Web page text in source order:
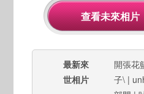
最新來
世相片
開張花
子\ |